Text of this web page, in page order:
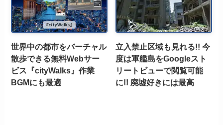
世界中の都市をバーチャル
散歩できる無料Webサー
ビス『cityWalks』作業
BGMにも最適
立入禁止区域も見れる!! 今
度は軍艦島をGoogleスト
リートビューで閲覧可能
に!! 廃墟好きには最高